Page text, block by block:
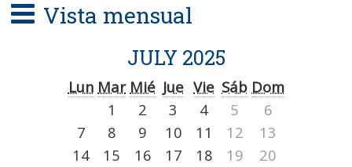
Vista mensual
JULY 2025
Lun Mar Mié Jue Vie Sáb Dom
1
2 3 4 5
6
7
8 9 10 11 12
13
14
15 16 17 18 19
20